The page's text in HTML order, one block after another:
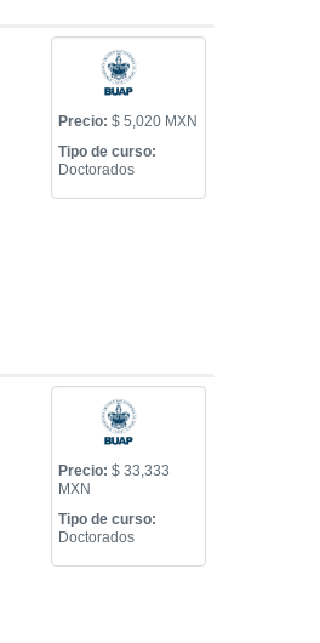
Precio: $ 5,020 MXN
Tipo de curso:
Doctorados
Precio: $ 33,333
MXN
Tipo de curso:
Doctorados